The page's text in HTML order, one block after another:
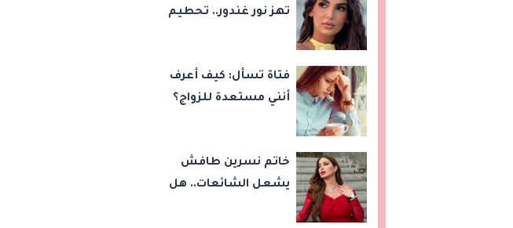
تهز نور غندور.. تحطيم
فتاة تسأل: كيف أعرف
أنني مستعدة للزواج؟
خاتم نسرين طافش
يشعل الشائعات.. هل